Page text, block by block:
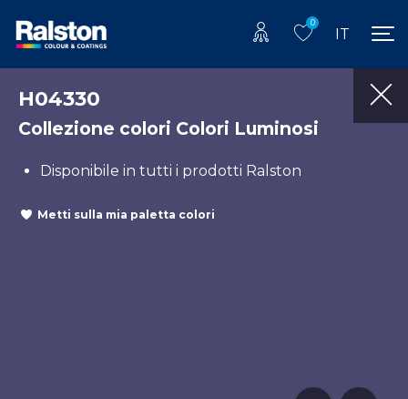
0
IT
H04330
Collezione colori Colori Luminosi
Disponibile in tutti i prodotti Ralston
Metti sulla mia paletta colori